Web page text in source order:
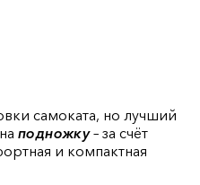
самоката, но лучший
подножку– за счёт
и компактная